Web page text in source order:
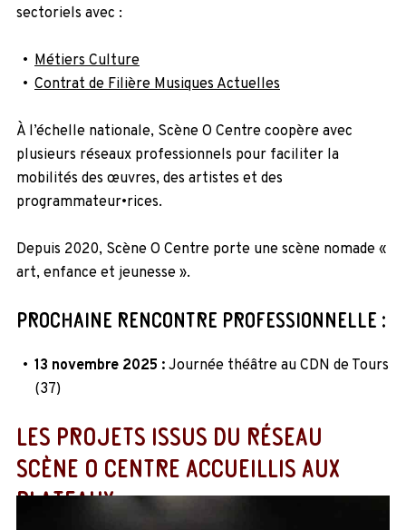
sectoriels avec :
Métiers Culture
Contrat de Filière Musiques Actuelles
À l’échelle nationale, Scène O Centre coopère avec
plusieurs réseaux professionnels pour faciliter la
mobilités des œuvres, des artistes et des
programmateur•rices.
Depuis 2020, Scène O Centre porte une scène nomade «
art, enfance et jeunesse ».
PROCHAINE RENCONTRE PROFESSIONNELLE :
13 novembre 2025 : Journée théâtre au CDN de Tours
(37)
LES PROJETS ISSUS DU RÉSEAU
SCÈNE O CENTRE ACCUEILLIS AUX
PLATEAUX